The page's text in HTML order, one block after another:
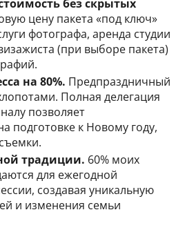
без скрытых
цену пакета «под ключ»
фотографа, аренда студии
(при выборе пакета)
на 80%. Предпраздничный
Полная делегация
позволяет
подготовке к Новому году,
традиции. 60% моих
для ежегодной
создавая уникальную
и изменения семьи